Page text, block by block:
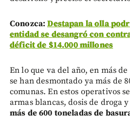
Conozca:Destapan la olla
entidad se desangró con
déficit de $14.000 millones
En lo que va del año, en más
se han desmontado ya más de
comunas. En estos operativos
armas blancas, dosis de droga y
más de 600 toneladas de